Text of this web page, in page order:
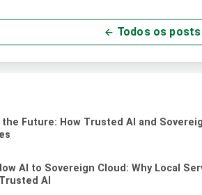
Todos os posts
the Future: How Trusted AI and
AI to Sovereign Cloud: Why Local
AI